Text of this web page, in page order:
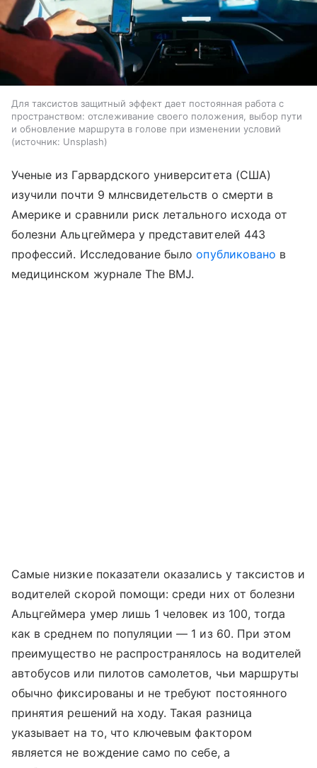
Для таксистов защитный эффект дает постоянная работа с
пространством: отслеживание своего положения, выбор пути
и обновление маршрута в голове при изменении условий
источник: Unsplash
Ученые из Гарвардского университета (США)
изучили почти 9 млнсвидетельств о смерти в
Америке и сравнили риск летального исхода от
болезни Альцгеймера у представителей 443
профессий. Исследование былоопубликовано в
медицинском журнале The BMJ.
Самые низкие показатели оказались у таксистов и
водителей скорой помощи: среди них от болезни
Альцгеймера умер лишь 1 человек из 100, тогда
как в среднем по популяции — 1 из 60. При этом
преимущество не распространялось на водителей
автобусов или пилотов самолетов, чьи маршруты
обычно фиксированы и не требуют постоянного
принятия решений на ходу. Такая разница
указывает на то, что ключевым фактором
является не вождение само по себе, а